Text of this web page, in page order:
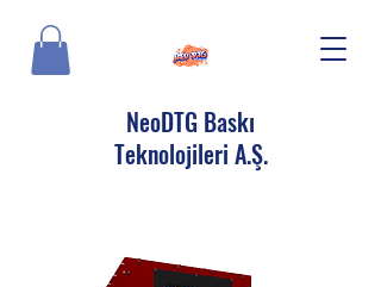
NeoDTG Baskı
Teknolojileri A.Ş.